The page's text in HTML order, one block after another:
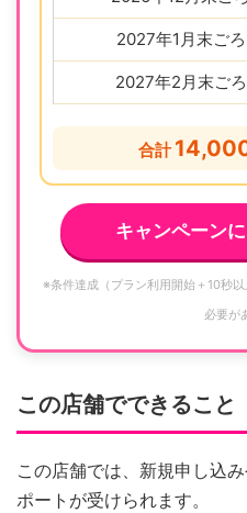
2027年1月末ごろ
2027年2月末ごろ
合計
キャンペーン
※条件達成（プラン利用開始＋10秒
必要が
この店舗でできること
この店舗では、新規申し込
ポートが受けられます。